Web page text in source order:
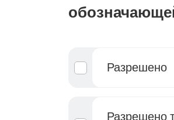
Разрешено
Разрешено